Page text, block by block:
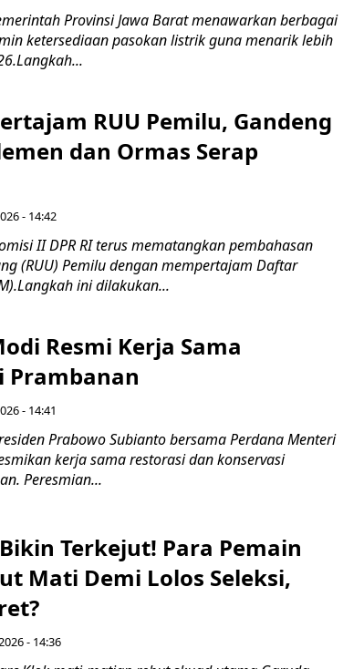
Provinsi Jawa Barat menawarkan berbagai
ketersediaan pasokan listrik guna menarik lebih
RUU Pemilu, Gandeng
dan Ormas Serap
- 14:42
II DPR RI terus mematangkan pembahasan
(RUU) Pemilu dengan mempertajam Daftar
ini dilakukan...
Resmi Kerja Sama
Prambanan
- 14:41
Prabowo Subianto bersama Perdana Menteri
kerja sama restorasi dan konservasi
Peresmian...
Terkejut! Para Pemain
Mati Demi Lolos Seleksi,
- 14:36